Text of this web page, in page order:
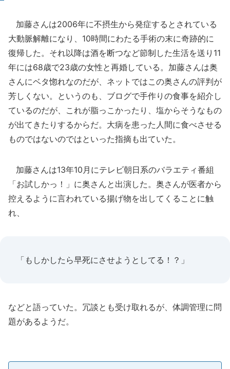
加藤さんは2006年に不摂生から発症するとされている
大動脈解離になり、10時間にわたる手術の末に奇跡的に
復帰した。それ以降は酒を断つなど節制した生活を送り11
年には68歳で23歳の女性と再婚している。加藤さんは奥
さんにベタ惚れなのだが、ネットではこの奥さんの評判が
芳しくない。というのも、ブログで手作りの食事を紹介し
ているのだが、これが脂っこかったり、塩からそうなもの
が出てきたりするからだ。大病を患った人間に食べさせる
ものではないのではといった指摘も出ていた。
加藤さんは13年10月にテレビ朝日系のバラエティ番組
「お試しかっ！」に奥さんと出演した。奥さんが医者から
控えるように言われている揚げ物を出してくることに触
れ、
「もしかしたら早死にさせようとしてる！？」
などと語っていた。冗談とも受け取れるが、体調管理に問
題があるようだ。